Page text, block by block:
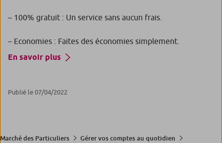
– 100% gratuit : Un service sans aucun frais.
– Economies : Faites des économies simplement.
En savoir plus
Publié le 07/04/2022
Marché des Particuliers
Gérer vos comptes au quotidien